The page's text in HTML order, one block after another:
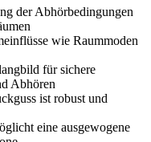
der Abhörbedingungen
wie Raummoden
für sichere
Abhören
ist robust und
eine ausgewogene